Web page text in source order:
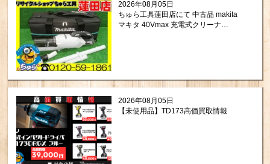
2026年08月05日
ちゅら工具蓮田店にて 中古品 makita
マキタ 40Vmax 充電式クリーナ
2026年08月05日
【未使用品】TD173高価買取情報